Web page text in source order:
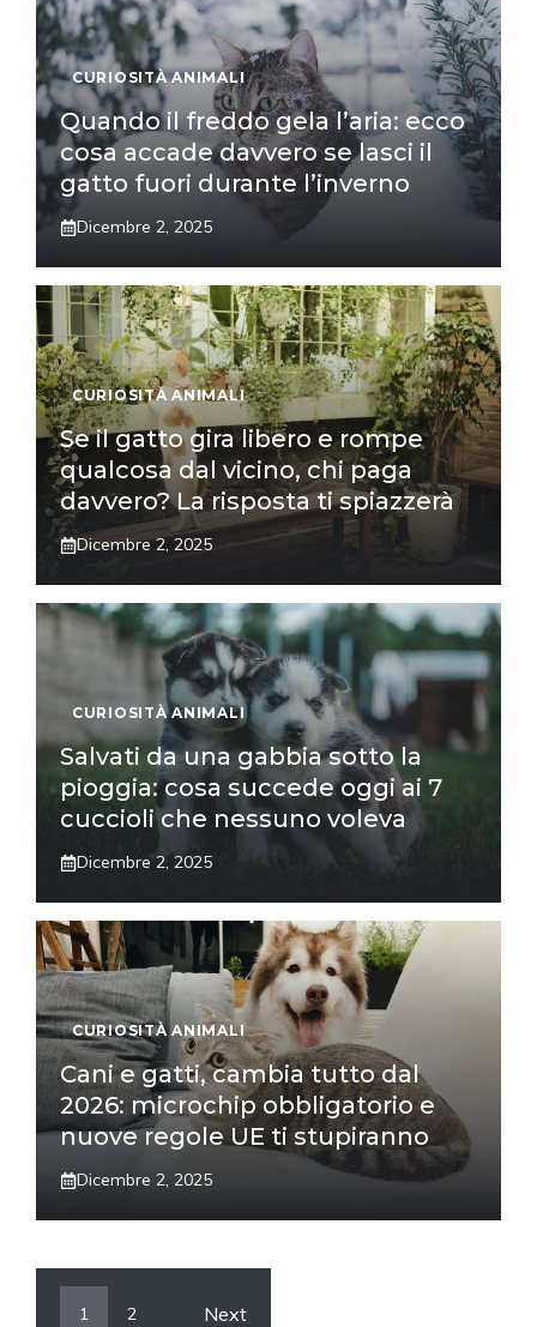
CURIOSITÀ ANIMALI
Quando il freddo gela l’aria: ecco
cosa accade davvero se lasci il
gatto fuori durante l’inverno
Dicembre 2, 2025
CURIOSITÀ ANIMALI
Se il gatto gira libero e rompe
qualcosa dal vicino, chi paga
davvero? La risposta ti spiazzerà
Dicembre 2, 2025
CURIOSITÀ ANIMALI
Salvati da una gabbia sotto la
pioggia: cosa succede oggi ai 7
cuccioli che nessuno voleva
Dicembre 2, 2025
CURIOSITÀ ANIMALI
Cani e gatti, cambia tutto dal
2026: microchip obbligatorio e
nuove regole UE ti stupiranno
Dicembre 2, 2025
1 2 Next